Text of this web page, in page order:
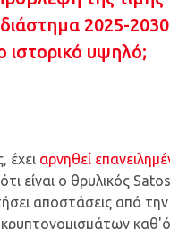
2025-
ιστορικό υψηλό;
έχει αρνηθεί
είναι ο θρυλικός
αποστάσεις από την
κρυπτονομισμάτων